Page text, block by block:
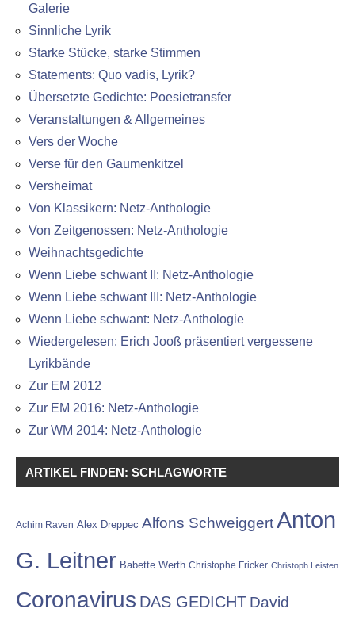
Galerie
Sinnliche Lyrik
Starke Stücke, starke Stimmen
Statements: Quo vadis, Lyrik?
Übersetzte Gedichte: Poesietransfer
Veranstaltungen & Allgemeines
Vers der Woche
Verse für den Gaumenkitzel
Versheimat
Von Klassikern: Netz-Anthologie
Von Zeitgenossen: Netz-Anthologie
Weihnachtsgedichte
Wenn Liebe schwant II: Netz-Anthologie
Wenn Liebe schwant III: Netz-Anthologie
Wenn Liebe schwant: Netz-Anthologie
Wiedergelesen: Erich Jooß präsentiert vergessene
Lyrikbände
Zur EM 2012
Zur EM 2016: Netz-Anthologie
Zur WM 2014: Netz-Anthologie
ARTIKEL FINDEN: SCHLAGWORTE
Achim Raven Alex Dreppec Alfons SchweiggertAnton
G. Leitner Babette Werth Christophe Fricker Christoph Leisten
Coronavirus DAS GEDICHT David